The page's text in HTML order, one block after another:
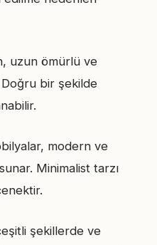
uzun ömürlü ve
Doğru bir şekilde
modern ve
Minimalist tarzı
şekillerde ve